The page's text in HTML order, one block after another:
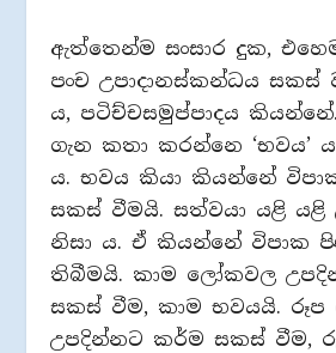
ඇත්තෙන්ම සංසාර දුක,
පංච උපාදානස්කන්ධය සකස්
ය, පටිච්චසමුප්පාදය
ගැන කතා කරන්නෙ ‘භවය’‍
ය. භවය කියා කියන්නේ
සකස් වීමයි. සත්වයා යළි යළි
නිසා ය. ඒ කියන්නේ විපාක
තිබීමයි. කාම ලෝකවල
සකස් වීම, කාම භවයයි.
උපදින්නට කර්ම සකස් වීම,